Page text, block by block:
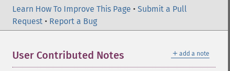
Learn How To Improve This Page • Submit a Pull
Request • Report a Bug
＋ add a note
User Contributed Notes